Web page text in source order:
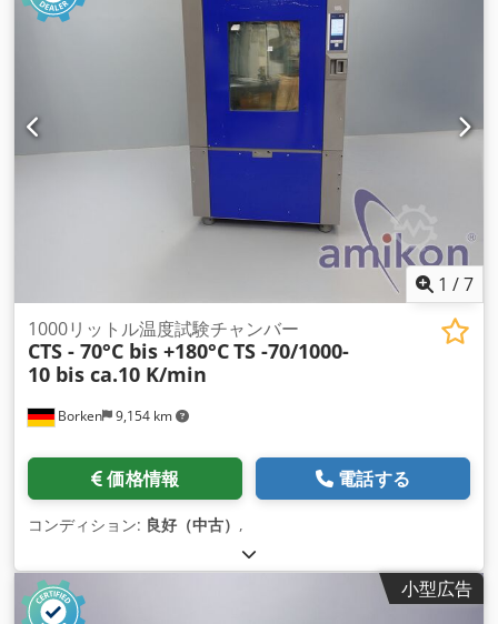
1 /7
Borken 9,154 km
1000リットル温度試験チャンバー
CTS - 70°C bis +180°CTS -70/1000-
10 bis ca.10 K/min
価格情報 電話する
コンディション: 良好（中古） ,
小型広告